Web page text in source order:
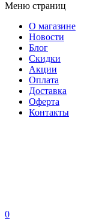
Меню страниц
О магазине
Новости
Блог
Скидки
Акции
Оплата
Доставка
Оферта
Контакты
0